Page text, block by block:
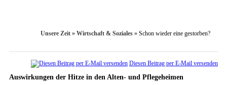
Unsere Zeit » Wirtschaft & Soziales » Schon wieder eine gestorben?
Diesen Beitrag per E-Mail versenden
Auswirkungen der Hitze in den Alten- und Pflegeheimen